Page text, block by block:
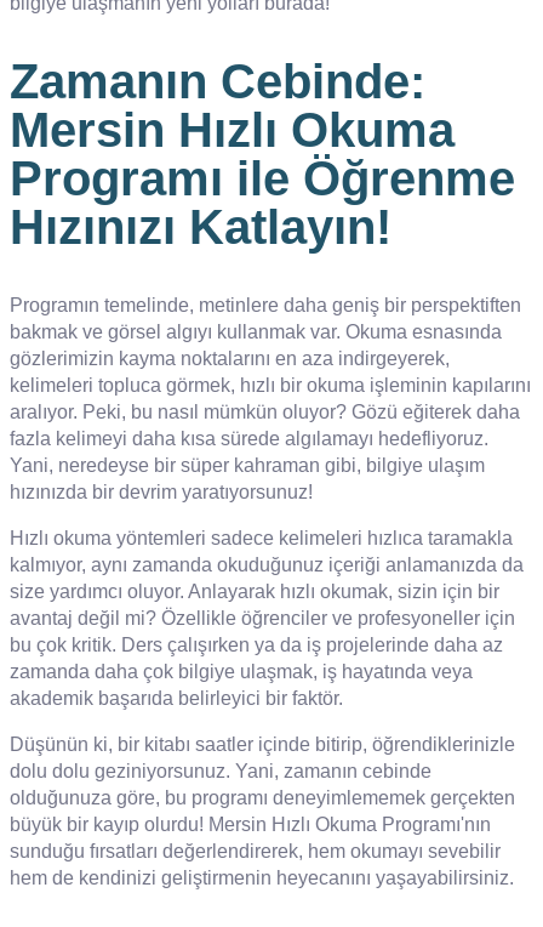
Zamanın Cebinde:
Mersin Hızlı Okuma
Programı ile Öğrenme
Hızınızı Katlayın!
Programın temelinde, metinlere daha geniş bir perspektiften
bakmak ve görsel algıyı kullanmak var. Okuma esnasında
gözlerimizin kayma noktalarını en aza indirgeyerek,
kelimeleri topluca görmek, hızlı bir okuma işleminin kapılarını
aralıyor. Peki, bu nasıl mümkün oluyor? Gözü eğiterek daha
fazla kelimeyi daha kısa sürede algılamayı hedefliyoruz.
Yani, neredeyse bir süper kahraman gibi, bilgiye ulaşım
hızınızda bir devrim yaratıyorsunuz!
Hızlı okuma yöntemleri sadece kelimeleri hızlıca taramakla
kalmıyor, aynı zamanda okuduğunuz içeriği anlamanızda da
size yardımcı oluyor. Anlayarak hızlı okumak, sizin için bir
avantaj değil mi? Özellikle öğrenciler ve profesyoneller için
bu çok kritik. Ders çalışırken ya da iş projelerinde daha az
zamanda daha çok bilgiye ulaşmak, iş hayatında veya
akademik başarıda belirleyici bir faktör.
Düşünün ki, bir kitabı saatler içinde bitirip, öğrendiklerinizle
dolu dolu geziniyorsunuz. Yani, zamanın cebinde
olduğunuza göre, bu programı deneyimlememek gerçekten
büyük bir kayıp olurdu! Mersin Hızlı Okuma Programı'nın
sunduğu fırsatları değerlendirerek, hem okumayı sevebilir
hem de kendinizi geliştirmenin heyecanını yaşayabilirsiniz.